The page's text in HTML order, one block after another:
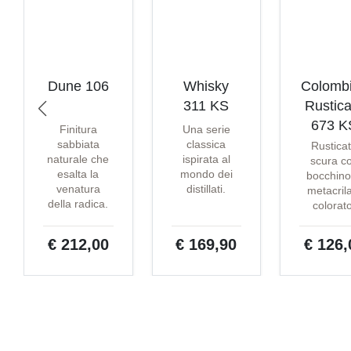
Dune 106
Finitura
sabbiata
naturale che
esalta la
venatura
della radica.
€ 212,00
Whisky
311 KS
Una serie
classica
ispirata al
mondo dei
distillati.
€ 169,90
673
scura
€